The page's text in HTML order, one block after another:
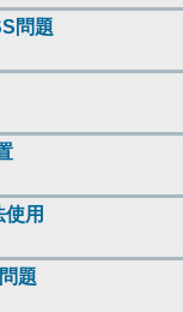
問題
用
題